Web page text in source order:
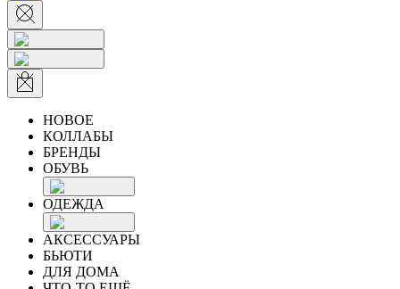
НОВОЕ
КОЛЛАБЫ
БРЕНДЫ
ОБУВЬ
ОДЕЖДА
АКСЕССУАРЫ
БЬЮТИ
ДЛЯ ДОМА